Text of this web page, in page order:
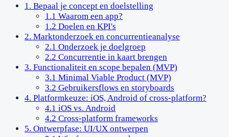
1. Bepaal je concept en doelstelling
1.1 Waarom een app?
1.2 Doelen en KPI's
2. Marktonderzoek en concurrentieanalyse
2.1 Onderzoek je doelgroep
2.2 Concurrentie in kaart brengen
3. Functionaliteit en scope bepalen (MVP)
3.1 Minimal Viable Product (MVP)
3.2 Gebruikersflows en storyboards
4. Platformkeuze: iOS, Android of cross-platform?
4.1 iOS vs. Android
4.2 Cross-platform frameworks
5. Ontwerpfase: UI/UX ontwerpen